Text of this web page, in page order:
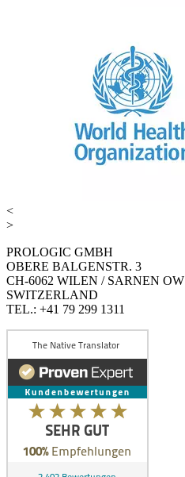
<
>
PROLOGIC GMBH
OBERE BALGENSTR. 3
CH-6062 WILEN / SARNEN OW
SWITZERLAND
TEL.: +41 79 299 1311